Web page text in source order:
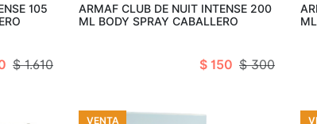
105
$ 1.610
ARMAF CLUB DE NUIT INTENSE 200
ML BODY SPRAY CABALLERO
$ 150 $ 300
VENTA